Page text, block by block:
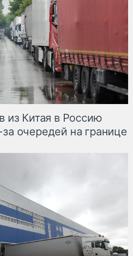
из Китая в Россию
очередей на границе